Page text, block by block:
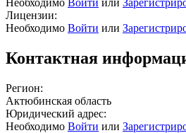
Необходимо Войти или
Лицензии:
Необходимо Войти или
Контактная
Регион:
Актюбинская область
Юридический адрес:
Необходимо Войти или